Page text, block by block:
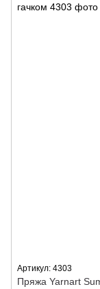
Артикул: 4303
Пряжа Yarnart